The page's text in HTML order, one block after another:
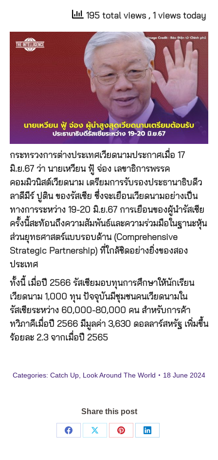
195 total views , 1 views today
กระทรวงการต่างประเทศเวียดนามประกาศเมื่อ 17
มิ.ย.67 ว่า นายเหวียน ฟู้ จ่อง เลขาธิการพรรค
คอมมิวนิสต์เวียดนาม เตรียมการรับรองประธานาธิบดีว
ลาดีมีร์ ปูติน ของรัสเซีย ซึ่งจะเยือนเวียดนามอย่างเป็น
ทางการระหว่าง 19-20 มิ.ย.67 การเยือนของผู้นำรัสเซีย
ครั้งนี้สะท้อนถึงความสัมพันธ์และความร่วมมือในฐานะหุ้น
ส่วนยุทธศาสตร์แบบรอบด้าน (Comprehensive
Strategic Partnership) ที่ใกล้ชิดอย่างยิ่งของสอง
ประเทศ
ทั้งนี้ เมื่อปี 2566 รัสเซียมอบทุนการศึกษาให้นักเรียน
เวียดนาม 1,000 ทุน ปัจจุบันมีชุมชนคนเวียดนามใน
รัสเซียระหว่าง 60,000-80,000 คน สำหรับการค้า
ทวิภาคีเมื่อปี 2566 มีมูลค่า 3,630 ดอลลาร์สหรัฐ เพิ่มขึ้น
ร้อยละ 2.3 จากเมื่อปี 2565
Categories: Catch Up Look Around The World 18 June 2024
Share this post
Share
Share
Share
Share